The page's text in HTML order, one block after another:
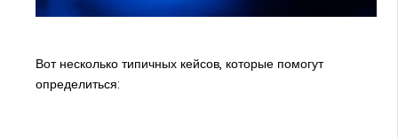
Вот несколько типичных кейсов, которые помогут
определиться: